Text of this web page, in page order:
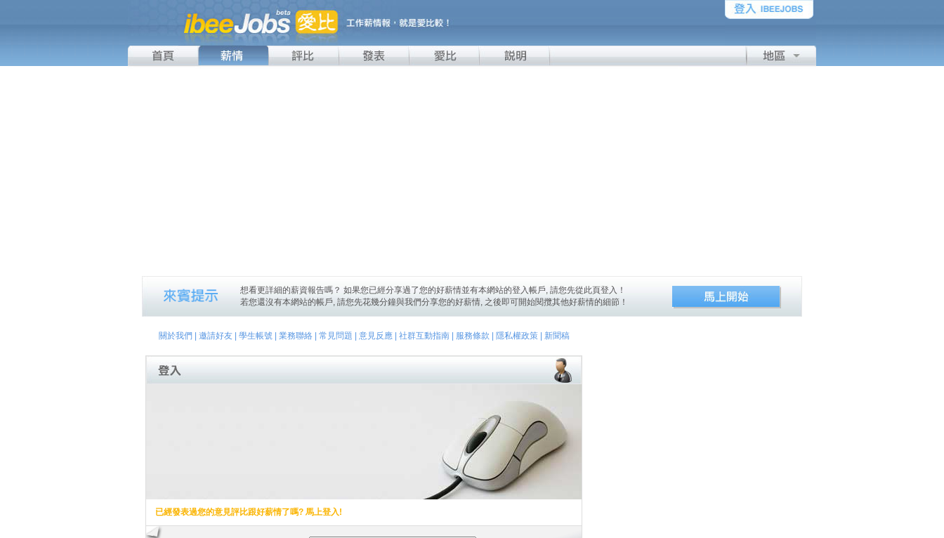
想看更詳細的薪資報告嗎？ 如果您已經分享過了您的好薪情並有本網站的登入帳戶, 請您先從此頁登入！
若您還沒有本網站的帳戶, 請您先花幾分鐘與我們分享您的好薪情, 之後即可開始閱攬其他好薪情的細節！
關於我們 邀請好友| 學生帳號| 業務聯絡| 常見問題 意見反應| 社群互動指南| 服務條款 隱私權政策| 新聞稿
已經發表過您的意見評比跟好薪情了嗎? 馬上登入!